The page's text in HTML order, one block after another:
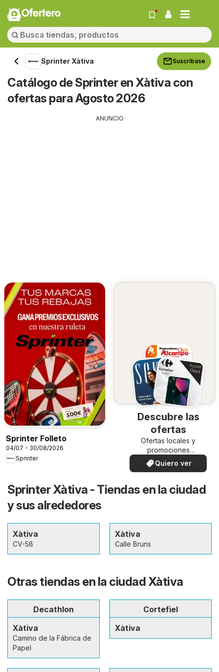
Ofertero
Sprinter Xàtiva Suscríbase
Catálogo de Sprinter en Xàtiva con
ofertas para Agosto 2026
ANUNCIO
Sprinter Folleto
04/07 - 30/08/2026
Sprinter
Descubre las
ofertas
Ofertas locales y
promociones
especiales.
Quiero ver
Sprinter Xàtiva - Tiendas en la ciudad
y sus alrededores
Xàtiva
CV-58
Xàtiva
Calle Bruns
Otras tiendas en la ciudad Xàtiva
Decathlon
Xàtiva
Camino de la Fábrica de
Papel
Cortefiel
Xàtiva